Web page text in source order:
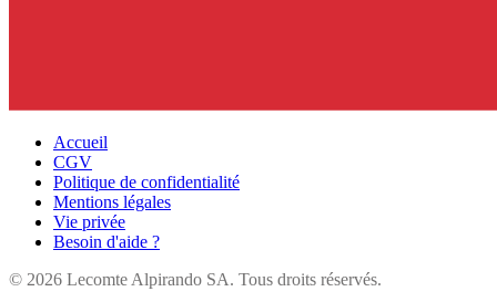
Accueil
CGV
Politique de confidentialité
Mentions légales
Vie privée
Besoin d'aide ?
© 2026 Lecomte Alpirando SA. Tous droits réservés.